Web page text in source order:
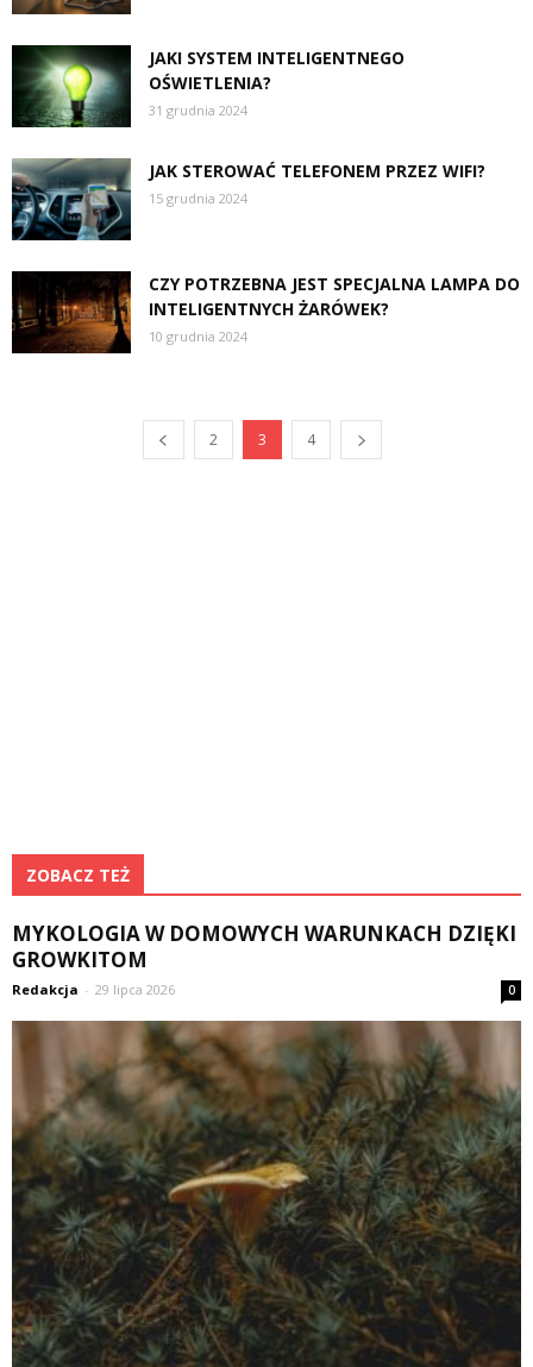
JAKI SYSTEM INTELIGENTNEGO
OŚWIETLENIA?
31 grudnia 2024
JAK STEROWAĆ TELEFONEM PRZEZ WIFI?
15 grudnia 2024
CZY POTRZEBNA JEST SPECJALNA LAMPA DO
INTELIGENTNYCH ŻARÓWEK?
10 grudnia 2024
2 3 4
ZOBACZ TEŻ
MYKOLOGIA W DOMOWYCH WARUNKACH DZIĘKI
GROWKITOM
Redakcja - 29 lipca 2026 0